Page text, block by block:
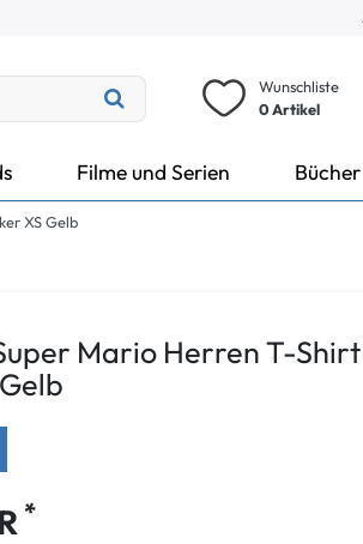
Wunschliste
0 Artikel
Filme und Serien Bücher
XS Gelb
Mario Herren T-
*